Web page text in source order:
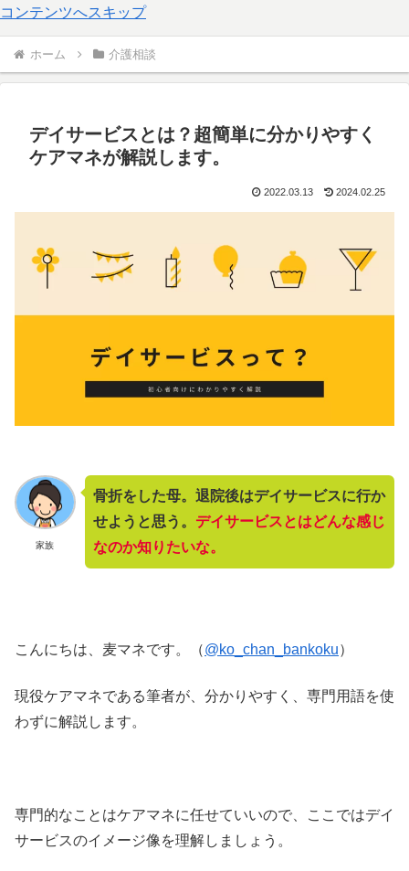
コンテンツへスキップ
ホーム 介護相談
デイサービスとは？超簡単に分かりやすく
ケアマネが解説します。
2022.03.13 2024.02.25
家族
骨折をした母。退院後はデイサービスに行か
せようと思う。 デイサービスとはどんな感じ
なのか知りたいな。
こんにちは、麦マネです。（@ko_chan_bankoku）
現役ケアマネである筆者が、分かりやすく、専門用語を使
わずに解説します。
専門的なことはケアマネに任せていいので、ここではデイ
サービスのイメージ像を理解しましょう。